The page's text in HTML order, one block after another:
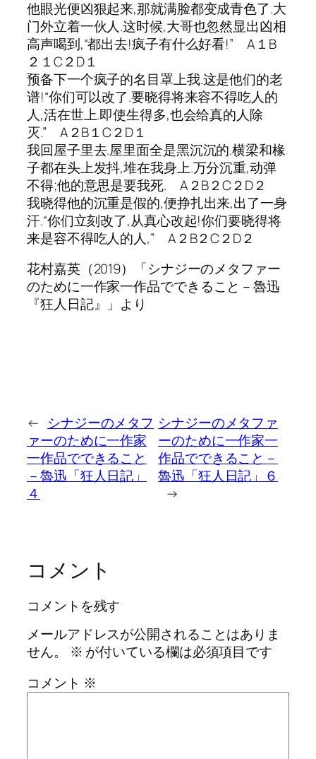
他眼光便凶狠起来,那就满脸都变成青色了.大
门外立着一伙人.这时候,大哥也忽然显出凶相
高声喝到,“都出去!疯子有什么好看!” A１B
２１C２D１
预备下一个疯子的名目罩上我.这是他们的老
谱!“你们可以改了.要晓得将来容不得吃人的
人,活在世上.即使生得多,也会给真的人除
灭.” A２B１C２D１
我回屋子里去.屋里面全是黑沉沉的.横梁和椽
子都在头上发抖,堆在我身上.万分沉重,动弹
不得;他的意思是要我死. A２B２C２D２
我晓得他的沉重是假的,便挣扎出来,出了一身
汗.“你们立刻改了,从真心改起!你们要晓得将
来是容不得吃人的人,” A２B２C２D２
花村嘉英（2019）「シナジーのメタファー
のために一作家一作品でできること－魯迅
『狂人日記』」より
← シナジーのメタフ
ァーのために一作家
一作品でできること
－魯迅「狂人日記」
４
シナジーのメタファ
ーのために一作家一
作品でできること－
魯迅「狂人日記」６
→
コメント
コメントを残す
メールアドレスが公開されることはありま
せん。
※ が付いている欄は必須項目です
コメント ※